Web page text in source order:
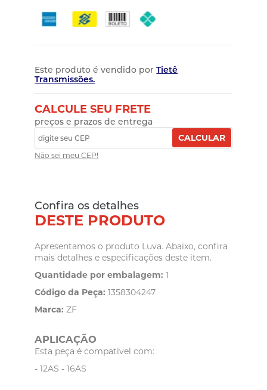
Este produto é vendido porTietê
Transmissões.
CALCULE SEU FRETE
preços e prazos de entrega
CALCULAR
Não sei meu CEP!
Confira os detalhes
DESTE PRODUTO
Apresentamos o produto Luva. Abaixo, confira
mais detalhes e especificações deste item.
Quantidade por embalagem: 1
Código da Peça: 1358304247
Marca: ZF
APLICAÇÃO
Esta peça é compatível com:
- 12AS - 16AS